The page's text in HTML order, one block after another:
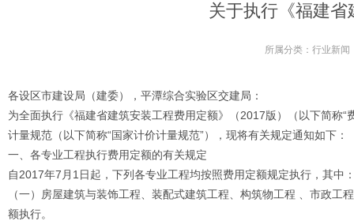
关于执行《福建
所属分类： 行业新闻
各设区市建设局（建委），平潭综合实验区交建局：
为全面执行《福建省建筑安装工程费用定额》（2017版）（以下简称
计量规范（以下简称“国家计价计量规范”），现将有关规定通知如下：
一、各专业工程执行费用定额的有关规定
自2017年7月1日起，下列各专业工程均按照费用定额规定执行，其中
（一）房屋建筑与装饰工程、装配式建筑工程、构筑物工程 、市政
额执行。